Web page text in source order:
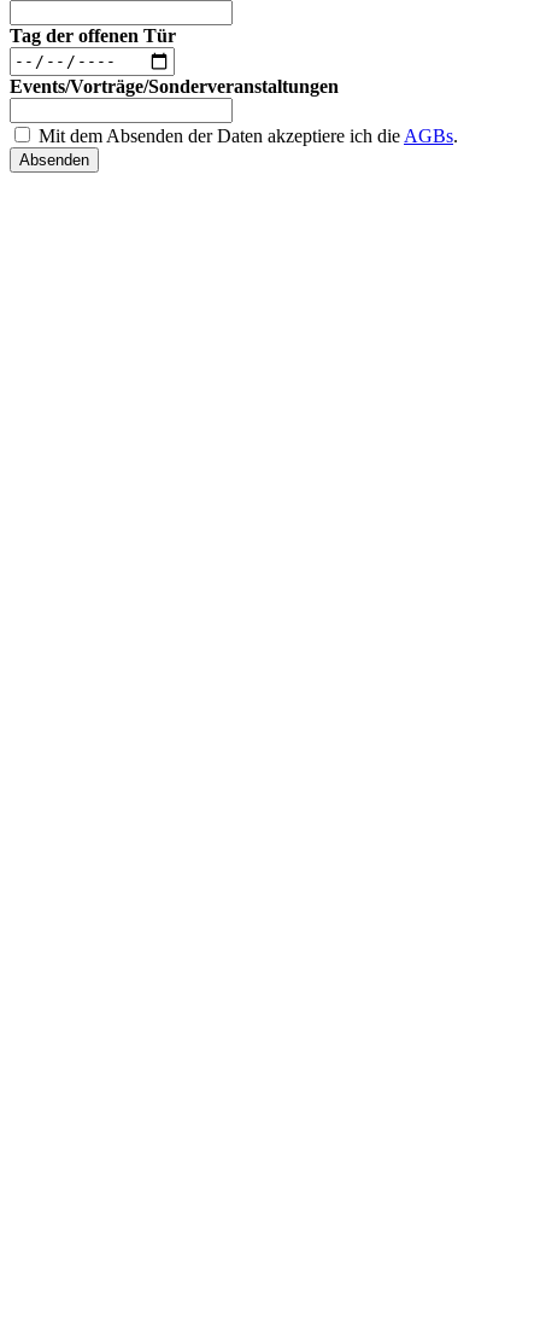
Tag der offenen Tür
Events/Vorträge/Sonderveranstaltungen
Mit dem Absenden der Daten akzeptiere ich die AGBs.
Absenden